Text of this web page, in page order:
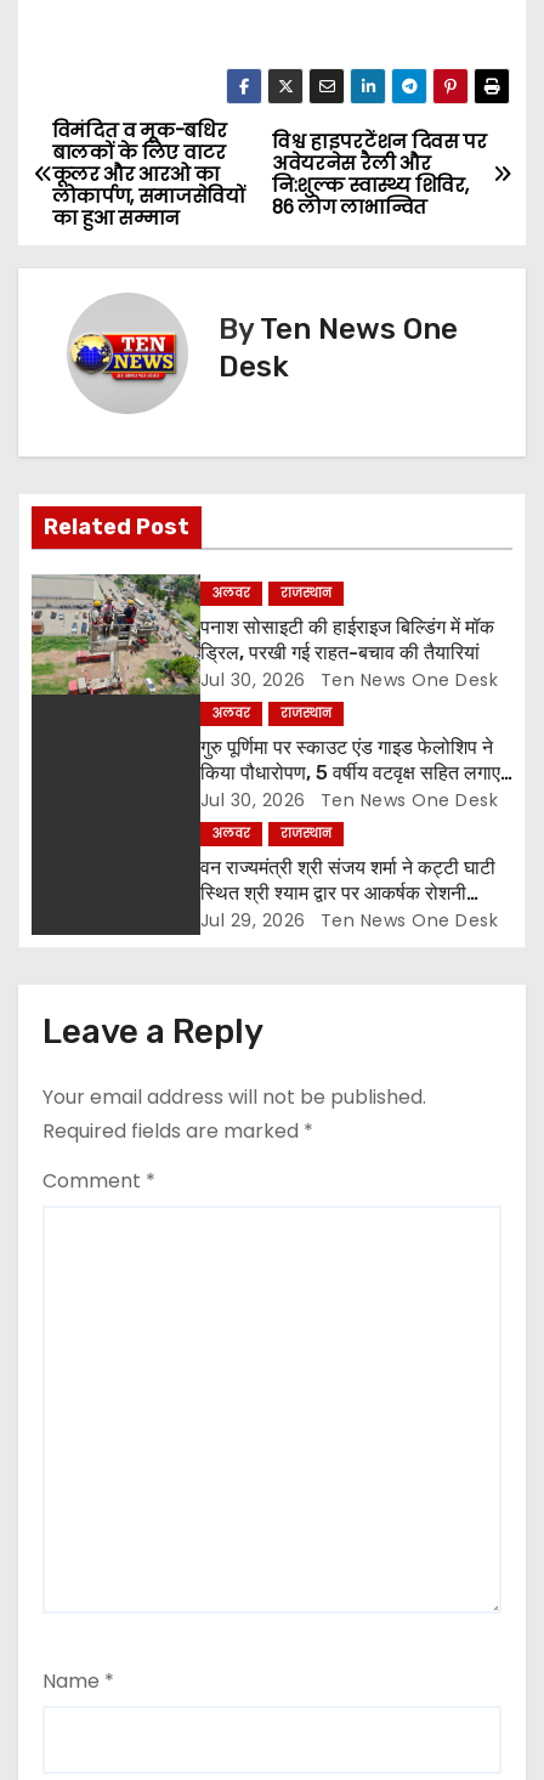
P
o
v
i
g
a
t
i
विश्व हाइपरटेंशन दिवस पर
अवेयरनेस रैली और
नि:शुल्क स्वास्थ्य शिविर,
86 लोग लाभान्वित
विमंदित व मूक-बधिर
बालकों के लिए वाटर
कूलर और आरओ का
लोकार्पण, समाजसेवियों
का हुआ सम्मान
ByTen News One
Desk
Related Post
अलवर राजस्थान
पनाश सोसाइटी की हाईराइज बिल्डिंग में मॉक
ड्रिल, परखी गई राहत-बचाव की तैयारियां
Jul 30, 2026 Ten News One Desk
अलवर राजस्थान
गुरु पूर्णिमा पर स्काउट एंड गाइड फेलोशिप ने
किया पौधारोपण, 5 वर्षीय वटवृक्ष सहित लगाए
6 पौधे
Jul 30, 2026 Ten News One Desk
अलवर राजस्थान
वन राज्यमंत्री श्री संजय शर्मा ने कट्टी घाटी
स्थित श्री श्याम द्वार पर आकर्षक रोशनी
व्यवस्था का किया शुभारंभ
Jul 29, 2026 Ten News One Desk
Leave a Reply
Your email address will not be published.
Required fields are marked *
Comment *
Name *